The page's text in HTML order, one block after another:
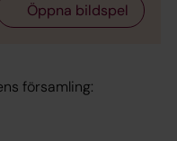
Öppna bildspel
församling: